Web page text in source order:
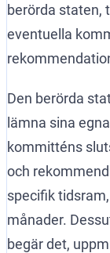
berörda staten,
eventuella
Den berörda
lämna sina
kommitténs
och
specifik
månader.
begär det,